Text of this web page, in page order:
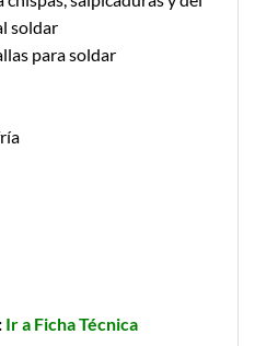
soldar
para soldar
Ir a Ficha Técnica